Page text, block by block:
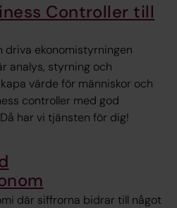
Controller till
driva ekonomistyrningen
analys, styrning och
värde för människor och
controller med god
har vi tjänsten för dig!
där siffrorna bidrar till något